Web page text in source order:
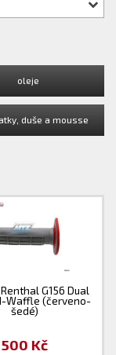
oleje
duše a mousse
G156 Dual
Waffle (červeno-
šedé)
500 Kč